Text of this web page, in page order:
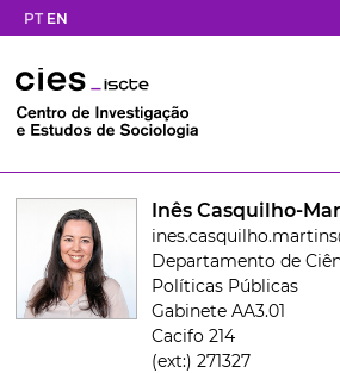
PT EN
Inês Casquilho-
Departamento de
Políticas Públicas
Gabinete AA3.01
Cacifo 214
(ext:) 271327